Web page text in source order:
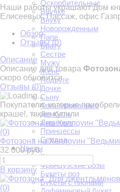
Оскорбительные
Внучке
Внуку
Новорожденным
Папе
Брату
Сестре
Мужу
Жене
Подруге
Дочке
Сыну
Фольгированные
Дембель
Девичник
Принцессы
Сердца
Цветы
Красные розы
Французские розы
Букеты роз
Букеты с пионами
Наши работы украшают Дом
Елисеевых, Пассаж, офис
Обзор
Отзывы (0)
Описание
Описание для товара
скоро обновится
Отзывы (0)
Покупатели, которые
краше!, также купили
(0)
Фотозона на Хеллоуин
32 000 руб.
В корзину
(0)